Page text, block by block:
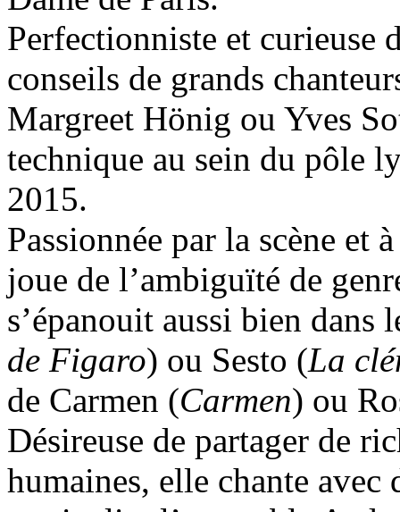
Perfectionniste et curieuse
conseils de grands
Margreet Hönig ou Yves
technique au sein du pôle
2015.
Passionnée par la scène et
joue de l’ambiguïté de
s’épanouit aussi bien dans
de Figaro) ou Sesto (La
de Carmen (Carmen) ou
Désireuse de partager de
humaines, elle chante avec